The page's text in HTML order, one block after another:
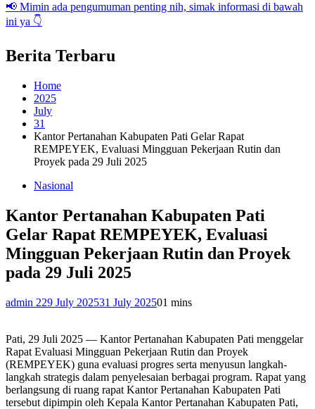
📢 Mimin ada pengumuman penting nih, simak informasi di bawah
ini ya 👇
Berita Terbaru
Home
2025
July
31
Kantor Pertanahan Kabupaten Pati Gelar Rapat
REMPEYEK, Evaluasi Mingguan Pekerjaan Rutin dan
Proyek pada 29 Juli 2025
Nasional
Kantor Pertanahan Kabupaten Pati
Gelar Rapat REMPEYEK, Evaluasi
Mingguan Pekerjaan Rutin dan Proyek
pada 29 Juli 2025
admin 229 July 202531 July 202501 mins
Pati, 29 Juli 2025 — Kantor Pertanahan Kabupaten Pati menggelar
Rapat Evaluasi Mingguan Pekerjaan Rutin dan Proyek
(REMPEYEK) guna evaluasi progres serta menyusun langkah-
langkah strategis dalam penyelesaian berbagai program. Rapat yang
berlangsung di ruang rapat Kantor Pertanahan Kabupaten Pati
tersebut dipimpin oleh Kepala Kantor Pertanahan Kabupaten Pati,